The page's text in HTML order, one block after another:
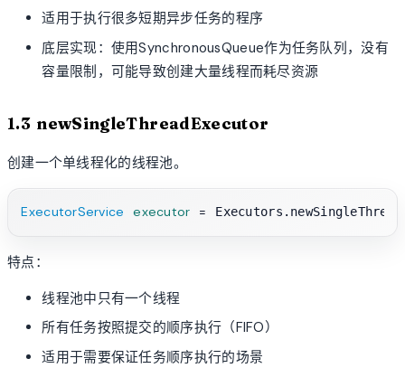
适用于执行很多短期异步任务的程序
底层实现：使用SynchronousQueue作为任务队列，没有
容量限制，可能导致创建大量线程而耗尽资源
1.3 newSingleThreadExecutor
创建一个单线程化的线程池。
ExecutorService executor =
特点：
线程池中只有一个线程
所有任务按照提交的顺序执行（FIFO）
适用于需要保证任务顺序执行的场景